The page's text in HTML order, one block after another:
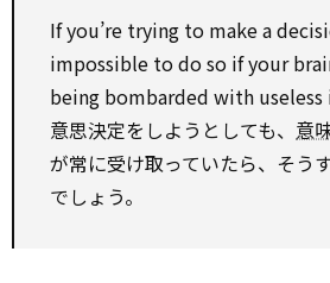
If you’re trying to makea
impossible todoso if your
being bombarded with useless
意思決定をしようとしても、 意
が常に受け取っていたら、そう
でしょう。